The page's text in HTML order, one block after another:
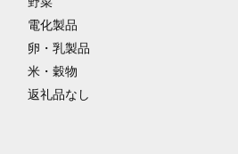
電化製品
卵・乳製品
米・穀物
返礼品なし